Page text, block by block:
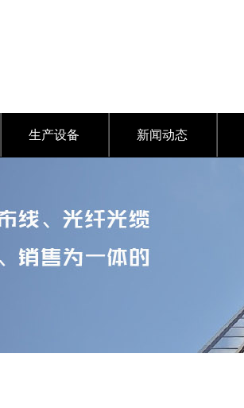
生产设备 新闻动态